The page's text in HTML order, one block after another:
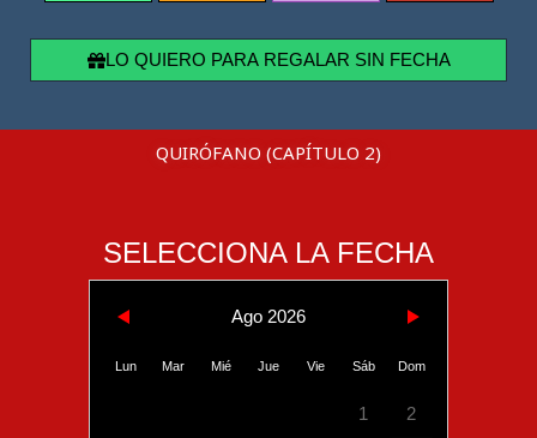
LO QUIERO PARA REGALAR SIN FECHA
QUIRÓFANO (CAPÍTULO 2)
SELECCIONA LA FECHA
Ago 2026
Lun Mar Mié Jue Vie Sáb Dom
1 2